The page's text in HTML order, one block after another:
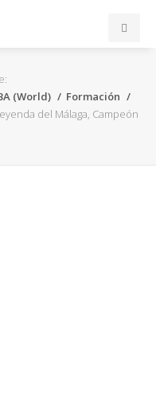
(World)
Formación
del Málaga, Campeón